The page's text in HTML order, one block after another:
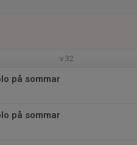
v.32
på sommar
på sommar